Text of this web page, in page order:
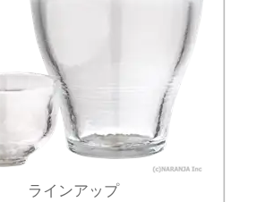
ラインアップ